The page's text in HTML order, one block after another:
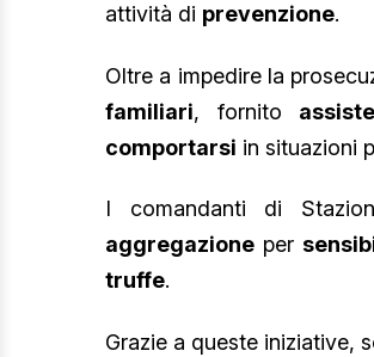
attività di prevenzione.
Oltre a impedire la
familiari, fornito
comportarsi in situazioni
I comandanti di
aggregazione per
truffe.
Grazie a queste iniziative,